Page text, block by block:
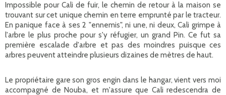
Impossible pour Cali de fuir, le chemin de retour à la maison se
trouvant sur cet unique chemin en terre emprunté par le tracteur.
En panique face à ses 2 "ennemis", ni une, ni deux, Cali grimpe à
l'arbre le plus proche pour s'y réfugier, un grand Pin. Ce fut sa
première escalade d'arbre et pas des moindres puisque ces
arbres peuvent atteindre plusieurs dizaines de mètres de haut.
Le propriétaire gare son gros engin dans le hangar, vient vers moi
accompagné de Nouba, et m'assure que Cali redescendra de